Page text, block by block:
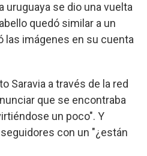
uruguaya se dio una vuelta
quedó similar a un
las imágenes en su cuenta
Saravia a través de la red
que se encontraba
un poco". Y
con un "¿están